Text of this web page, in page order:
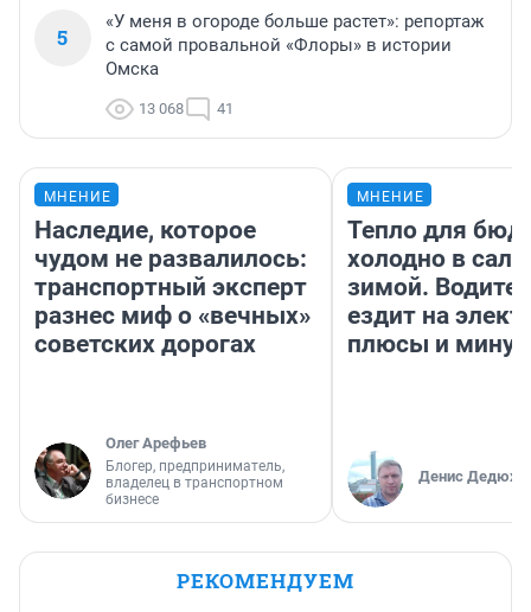
5
«У меня в огороде больше растет»: репортаж
с самой провальной «Флоры» в истории
Омска
13 068 41
МНЕНИЕ
Наследие, которое
чудом не развалилось:
транспортный эксперт
разнес миф о «вечных»
советских дорогах
Олег Арефьев
Блогер, предприниматель,
владелец в транспортном
бизнесе
МНЕНИЕ
Тепло для
холодно в
зимой.
ездит на
плюсы и
Денис
РЕКОМЕНДУЕМ